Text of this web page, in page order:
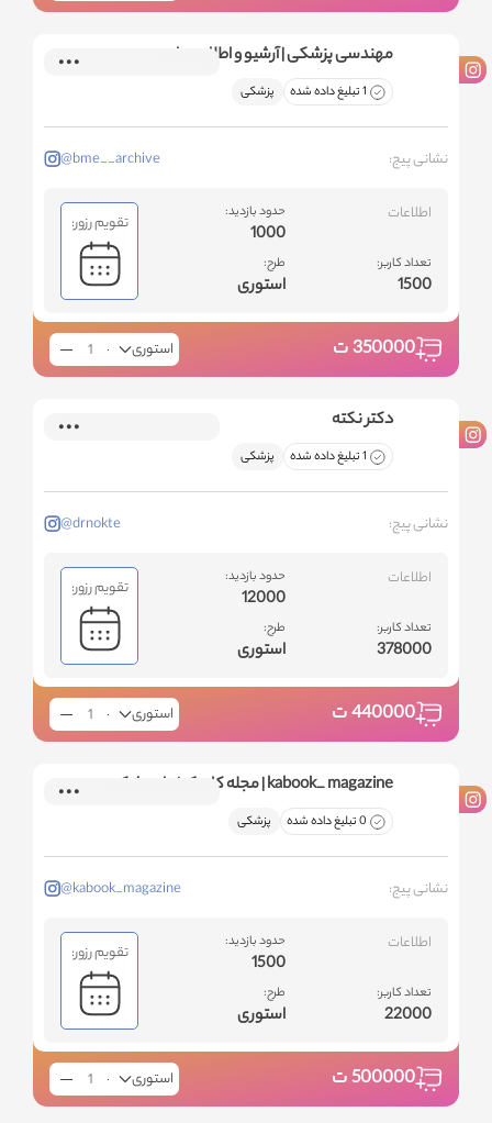
مهندسی پزشکی | آرشیو و اطلاع رسانی
1 تبلیغ داده شده پزشکی
نشانی پیج: @bme__archive
اطلاعات
تعداد کاربر:
1500
حدود بازدید:
1000
طرح:
استوری
تقویم رزور:
350000ت استوری
دکتر نکته
1 تبلیغ داده شده پزشکی
نشانی پیج: @drnokte
اطلاعات
تعداد کاربر:
378000
حدود بازدید:
12000
طرح:
استوری
تقویم رزور:
440000ت استوری
kabook_ magazine | مجله کابوک | دامپزشکی
0 تبلیغ داده شده پزشکی
نشانی پیج: @kabook_magazine
اطلاعات
تعداد کاربر:
22000
حدود بازدید:
1500
طرح:
استوری
تقویم رزور:
500000ت استوری